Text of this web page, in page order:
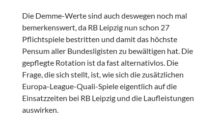
Die Demme-Werte sind auch deswegen noch mal
bemerkenswert, da RB Leipzig nun schon 27
Pflichtspiele bestritten und damit das höchste
Pensum aller Bundesligisten zu bewältigen hat. Die
gepflegte Rotation ist da fast alternativlos. Die
Frage, die sich stellt, ist, wie sich die zusätzlichen
Europa-League-Quali-Spiele eigentlich auf die
Einsatzzeiten bei RB Leipzig und die Laufleistungen
auswirken.